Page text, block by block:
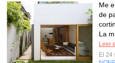
Me
de
La
Leer
El 24